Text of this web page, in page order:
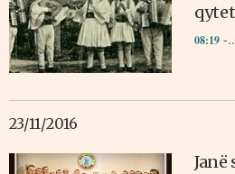
08:19 -
23/11/2016